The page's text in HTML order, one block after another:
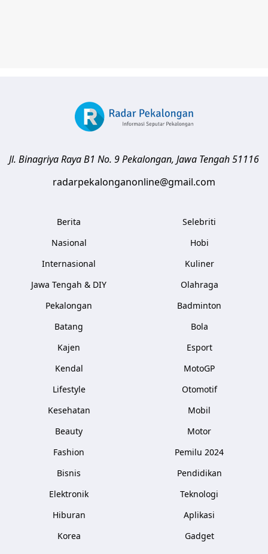
Jl. Binagriya Raya B1 No. 9Pekalongan, Jawa Tengah51116
radarpekalonganonline@gmail.com
Berita
Nasional
Internasional
Jawa Tengah & DIY
Pekalongan
Batang
Kajen
Kendal
Lifestyle
Kesehatan
Beauty
Fashion
Bisnis
Elektronik
Hiburan
Korea
Selebriti
Hobi
Kuliner
Olahraga
Badminton
Bola
Esport
MotoGP
Otomotif
Mobil
Motor
Pemilu 2024
Pendidikan
Teknologi
Aplikasi
Gadget